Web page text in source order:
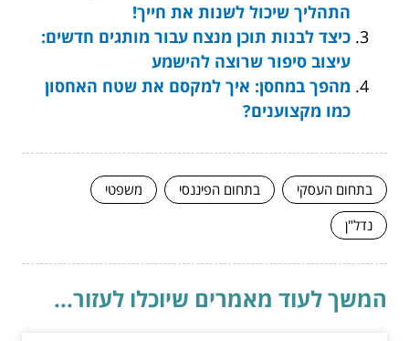
התהליך שיכול לשנות את חייך!
כיצד לבנות תוכן מנצח עבור מותגים חדשים:
עיצוב סיפור שרוצה להישמע
מהפך במחסן: איך למקסם את שטח האחסון
כמו מקצוענים?
בתחום העסקי בתחום הפיננסי
משפטי
נדל"ן
המשך לעוד מאמרים שיוכלו לעזור...